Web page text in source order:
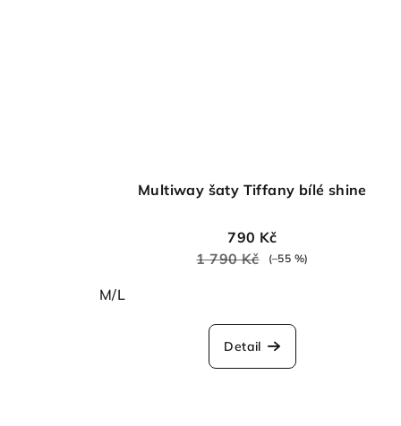
Multiway šaty Tiffany bílé shine
790 Kč
1 790 Kč
(–55 %)
M/L
Detail